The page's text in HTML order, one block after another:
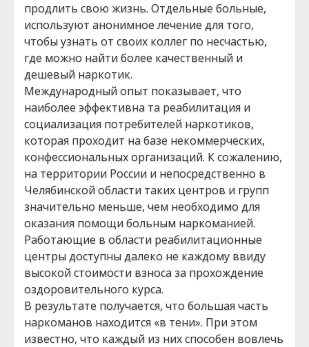
продлить свою жизнь. Отдельные больные,
используют анонимное лечение для того,
чтобы узнать от своих коллег по несчастью,
где можно найти более качественный и
дешевый наркотик.
Международный опыт показывает, что
наиболее эффективна та реабилитация и
социализация потребителей наркотиков,
которая проходит на базе некоммерческих,
конфессиональных организаций. К сожалению,
на территории России и непосредственно в
Челябинской области таких центров и групп
значительно меньше, чем необходимо для
оказания помощи больным наркоманией.
Работающие в области реабилитационные
центры доступны далеко не каждому ввиду
высокой стоимости взноса за прохождение
оздоровительного курса.
В результате получается, что большая часть
наркоманов находится «в тени». При этом
известно, что каждый из них способен вовлечь